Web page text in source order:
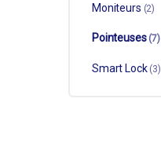
Moniteurs (2)
Pointeuses (7)
Smart Lock (3)